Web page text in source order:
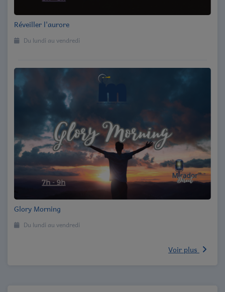
Contact
Réveiller l'aurore
Du lundi au vendredi
Glory Morning
Du lundi au vendredi
Voir plus